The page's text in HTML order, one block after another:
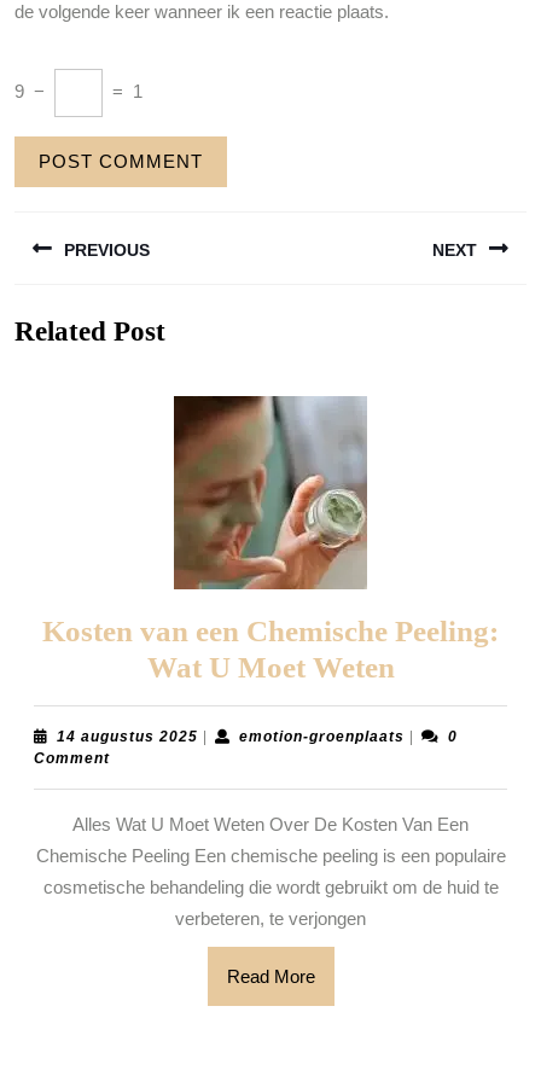
de volgende keer wanneer ik een reactie plaats.
9 − = 1
PREVIOUS
post:
NEXT
Related Post
Kosten van een Chemische Peeling:
Wat U Moet WetenKosten
van
een
Peeling:
Wat
U
14 augustus 2025 14
| emotion-groenplaatsemotion-
|
0
Comment
Alles Wat U Moet Weten Over De Kosten Van Een
Chemische Peeling Een chemische peeling is een populaire
cosmetische behandeling die wordt gebruikt om de huid te
verbeteren, te verjongen
Read MoreRead
More